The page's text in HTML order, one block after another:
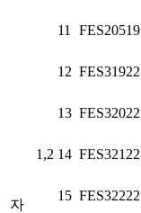
11 FES20519
자
1,2
12 FES31922
13 FES32022
14 FES32122
15 FES32222